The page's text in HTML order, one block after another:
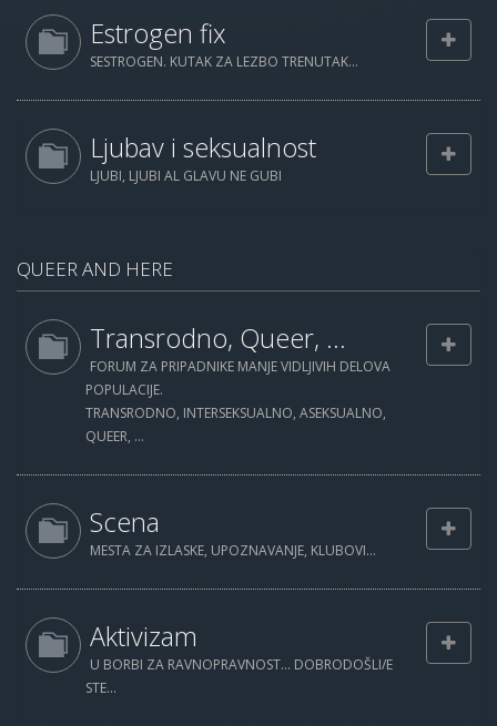
Estrogen fix
SESTROGEN. KUTAK ZA LEZBO TRENUTAK...
Ljubav i seksualnost
LJUBI, LJUBI AL GLAVU NE GUBI
QUEER AND HERE
Transrodno, Queer, ...
FORUM ZA PRIPADNIKE MANJE VIDLJIVIH DELOVA
POPULACIJE.
TRANSRODNO, INTERSEKSUALNO, ASEKSUALNO,
QUEER, ...
Scena
MESTA ZA IZLASKE, UPOZNAVANJE, KLUBOVI...
Aktivizam
U BORBI ZA RAVNOPRAVNOST... DOBRODOŠLI/E
STE...